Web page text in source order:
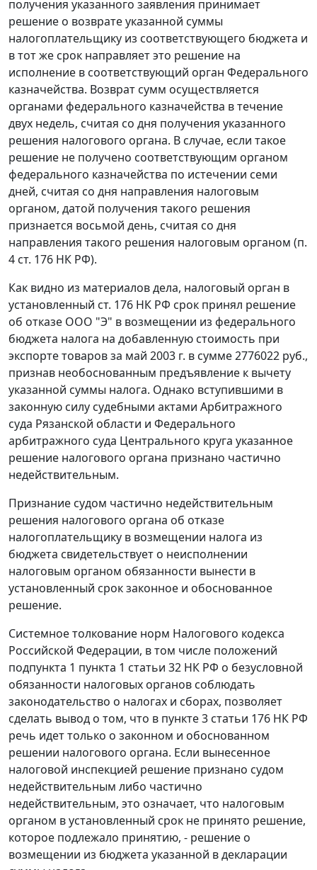
получения указанного заявления принимает
решение о возврате указанной суммы
налогоплательщику из соответствующего бюджета и
в тот же срок направляет это решение на
исполнение в соответствующий орган Федерального
казначейства. Возврат сумм осуществляется
органами федерального казначейства в течение
двух недель, считая со дня получения указанного
решения налогового органа. В случае, если такое
решение не получено соответствующим органом
федерального казначейства по истечении семи
дней, считая со дня направления налоговым
органом, датой получения такого решения
признается восьмой день, считая со дня
направления такого решения налоговым органом (п.
4 ст. 176 НК РФ).
Как видно из материалов дела, налоговый орган в
установленный ст. 176 НК РФ срок принял решение
об отказе ООО "Э" в возмещении из федерального
бюджета налога на добавленную стоимость при
экспорте товаров за май 2003 г. в сумме 2776022 руб.,
признав необоснованным предъявление к вычету
указанной суммы налога. Однако вступившими в
законную силу судебными актами Арбитражного
суда Рязанской области и Федерального
арбитражного суда Центрального круга указанное
решение налогового органа признано частично
недействительным.
Признание судом частично недействительным
решения налогового органа об отказе
налогоплательщику в возмещении налога из
бюджета свидетельствует о неисполнении
налоговым органом обязанности вынести в
установленный срок законное и обоснованное
решение.
Системное толкование норм Налогового кодекса
Российской Федерации, в том числе положений
подпункта 1 пункта 1 статьи 32 НК РФ о безусловной
обязанности налоговых органов соблюдать
законодательство о налогах и сборах, позволяет
сделать вывод о том, что в пункте 3 статьи 176 НК РФ
речь идет только о законном и обоснованном
решении налогового органа. Если вынесенное
налоговой инспекцией решение признано судом
недействительным либо частично
недействительным, это означает, что налоговым
органом в установленный срок не принято решение,
которое подлежало принятию, - решение о
возмещении из бюджета указанной в декларации